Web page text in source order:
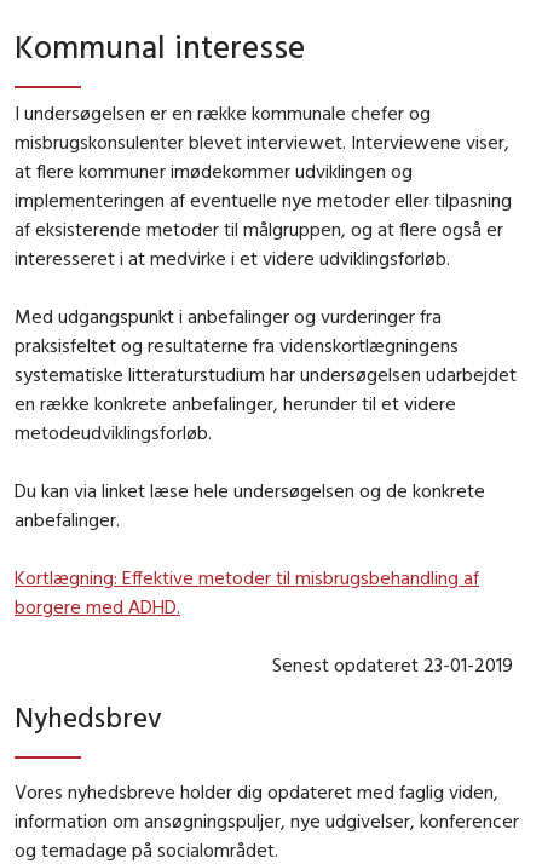
Kommunal interesse
I undersøgelsen er en række kommunale chefer og
misbrugskonsulenter blevet interviewet. Interviewene viser,
at flere kommuner imødekommer udviklingen og
implementeringen af eventuelle nye metoder eller tilpasning
af eksisterende metoder til målgruppen, og at flere også er
interesseret i at medvirke i et videre udviklingsforløb.
Med udgangspunkt i anbefalinger og vurderinger fra
praksisfeltet og resultaterne fra videnskortlægningens
systematiske litteraturstudium har undersøgelsen udarbejdet
en række konkrete anbefalinger, herunder til et videre
metodeudviklingsforløb.
Du kan via linket læse hele undersøgelsen og de konkrete
anbefalinger.
Kortlægning: Effektive metoder til misbrugsbehandling af
borgere med ADHD.
Senest opdateret 23-01-2019
Nyhedsbrev
Vores nyhedsbreve holder dig opdateret med faglig viden,
information om ansøgningspuljer, nye udgivelser, konferencer
og temadage på socialområdet.